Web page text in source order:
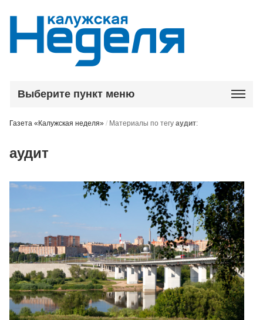
Выберите пункт меню
Газета «Калужская неделя» / Материалы по тегуаудит:
аудит